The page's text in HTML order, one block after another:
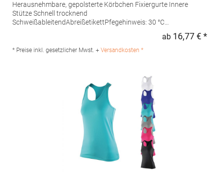
Herausnehmbare, gepolsterte Körbchen Fixiergurte Innere
Stütze Schnell trocknend
SchweißableitendAbreißetikettPfegehinweis: 30 °C
Produktsicherheit: Herst.-Nr.: JC217 Hersteller: Norty B.V.,
ab 16,77 € *
* Preise inkl. gesetzlicher Mwst. + Versandkosten *